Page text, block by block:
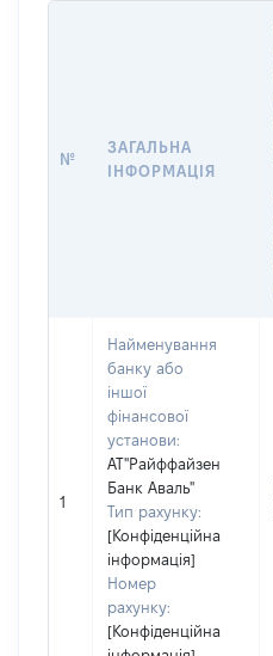
№
ЗАГАЛЬНА
ІНФОРМАЦІЯ
1
Найменування
банку або
іншої
фінансової
установи:
АТ"Райффайзен
Банк Аваль"
Тип рахунку:
[Конфіденційна
інформація]
Номер
рахунку:
[Конфіденційна